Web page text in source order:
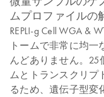
ムプロファイルの
REPLI-g Cell WGA &
トームで非常に均
んどありません。25
ムとトランスクリプ
るため、遺伝子型変